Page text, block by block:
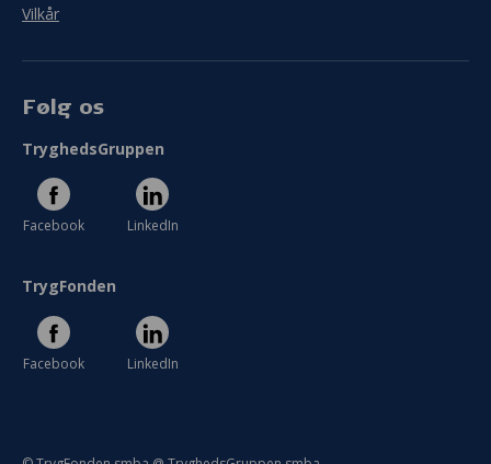
Vilkår
Følg os
TryghedsGruppen
Facebook LinkedIn
TrygFonden
Facebook LinkedIn